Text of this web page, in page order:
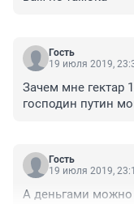
Гость
19 июля 2019,
Зачем мне гектар
господин путин
Гость
19 июля 2019,
А деньгами можно